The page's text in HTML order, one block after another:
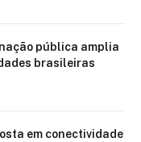
pública amplia
brasileiras
em conectividade